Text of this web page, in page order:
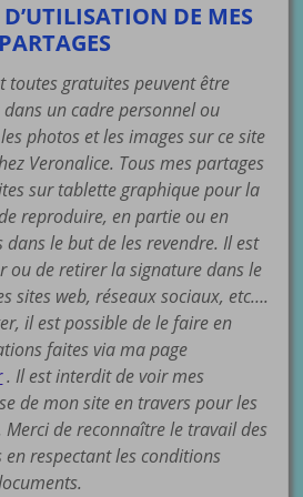
DE MES
PARTAGES
toutes gratuites peuvent être
un cadre personnel ou
photos et les images sur ce site
Veronalice. Tous mes partages
sur tablette graphique pour la
reproduire, en partie ou en
le but de les revendre. Il est
ou de retirer la signature dans le
sites web, réseaux sociaux, etc….
il est possible de le faire en
faites via ma page
. Il est interdit de voir mes
de mon site en travers pour les
de reconnaître le travail des
respectant les conditions